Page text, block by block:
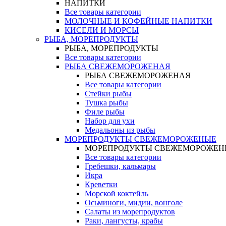
НАПИТКИ
Все товары категории
МОЛОЧНЫЕ И КОФЕЙНЫЕ НАПИТКИ
КИСЕЛИ И МОРСЫ
РЫБА, МОРЕПРОДУКТЫ
РЫБА, МОРЕПРОДУКТЫ
Все товары категории
РЫБА СВЕЖЕМОРОЖЕНАЯ
РЫБА СВЕЖЕМОРОЖЕНАЯ
Все товары категории
Стейки рыбы
Тушка рыбы
Филе рыбы
Набор для ухи
Медальоны из рыбы
МОРЕПРОДУКТЫ СВЕЖЕМОРОЖЕНЫЕ
МОРЕПРОДУКТЫ
Все товары категории
Гребешки, кальмары
Икра
Креветки
Морской коктейль
Осьминоги, мидии, вонголе
Салаты из морепродуктов
Раки, лангусты, крабы